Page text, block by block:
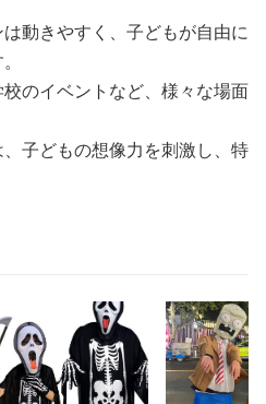
動きやすく、子どもが自由に
のイベントなど、様々な場面
子どもの想像力を刺激し、特